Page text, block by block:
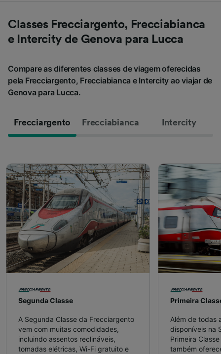
Classes Frecciargento, Frecciabianca
e Intercity de Genova para Lucca
Compare as diferentes classes de viagem oferecidas
pela Frecciargento, Frecciabianca e Intercity ao viajar de
Genova para Lucca.
Frecciargento Frecciabianca Intercity
Segunda Classe
A Segunda Classe da Frecciargento
vem com muitas comodidades,
incluindo assentos reclináveis,
tomadas elétricas, Wi-Fi gratuito e
Primeira
Além de todas
disponíveis na
Primeira
também